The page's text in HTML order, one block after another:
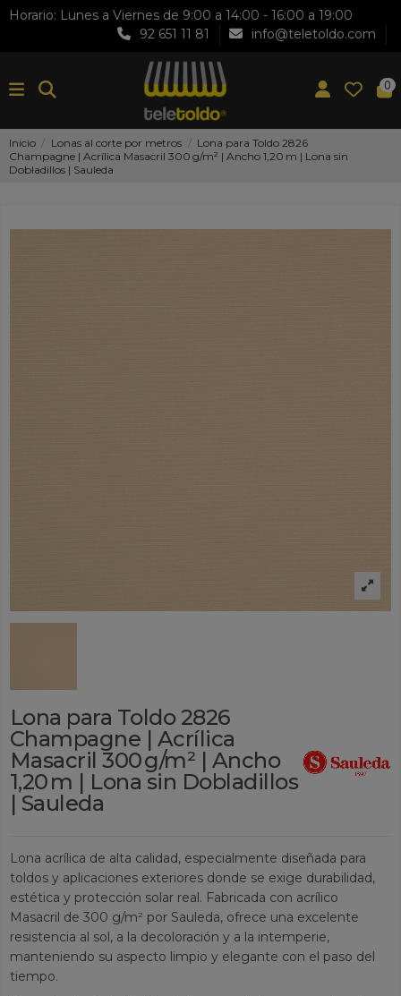
Horario: Lunes a Viernes de 9:00 a 14:00 - 16:00 a 19:00
92 651 11 81
info@teletoldo.com
0
Inicio Lonas al corte por metros
Lona para Toldo 2826
Champagne | Acrílica Masacril 300 g/m² | Ancho 1,20 m | Lona sin
Dobladillos | Sauleda
Lona para Toldo 2826
Champagne | Acrílica
Masacril 300 g/m² | Ancho
1,20 m | Lona sin Dobladillos
| Sauleda
Lona acrílica de alta calidad, especialmente diseñada para
toldos y aplicaciones exteriores donde se exige durabilidad,
estética y protección solar real. Fabricada con acrílico
Masacril de 300 g/m² por Sauleda, ofrece una excelente
resistencia al sol, a la decoloración y a la intemperie,
manteniendo su aspecto limpio y elegante con el paso del
tiempo.